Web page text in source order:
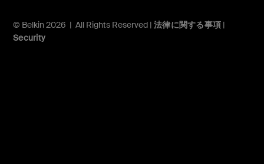
© Belkin 2026 | All Rights Reserved | 法律に関する事項 |
Security